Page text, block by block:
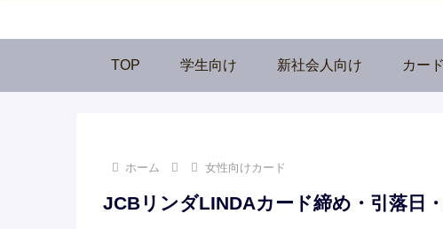
TOP 学生向け 新社会人向け カー
ホーム 女性向けカード
JCBリンダLINDAカード締め・引落日